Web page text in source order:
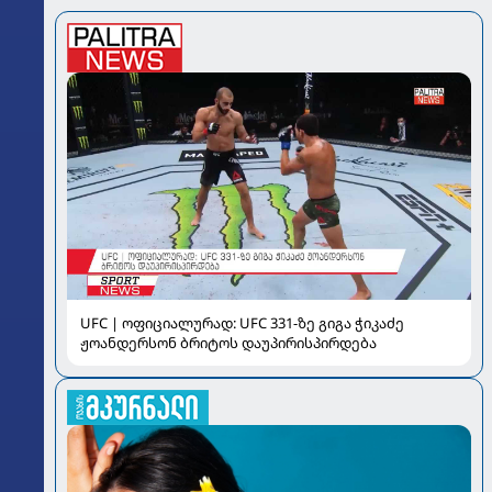
UFC | ოფიციალურად: UFC 331-ზე გიგა ჭიკაძე
ჟოანდერსონ ბრიტოს დაუპირისპირდება